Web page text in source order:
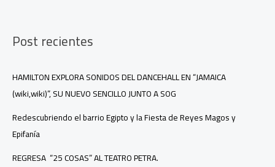
con
un
a
la
fuerza
creadora
de
las
Post recientes
HAMILTON EXPLORA SONIDOS DEL DANCEHALL EN “JAMAICA
(wiki,wiki)”, SU NUEVO SENCILLO JUNTO A SOG
Redescubriendo el barrio Egipto y la Fiesta de Reyes Magos y
Epifanía
REGRESA “25 COSAS” AL TEATRO PETRA.